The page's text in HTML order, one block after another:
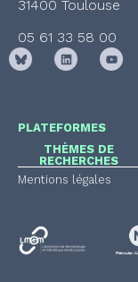
31400 Toulouse
05 61 33 58 00
PLATEFORMES
THÈMES DE
RECHERCHES
Mentions légales